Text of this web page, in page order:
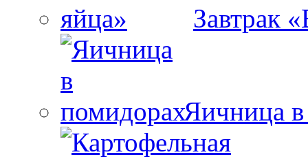
Завтрак
Яичница